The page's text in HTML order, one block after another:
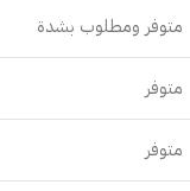
متوفر ومطلوب بشدة
متوفر
متوفر